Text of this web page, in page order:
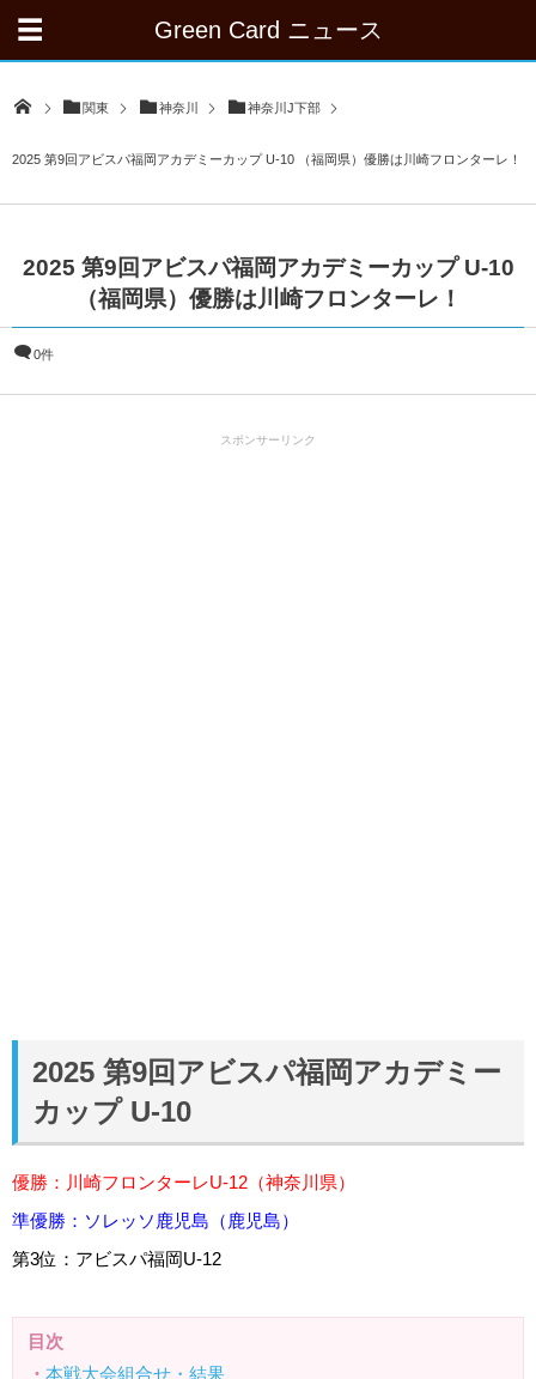
Green Card ニュース
関東 神奈川 神奈川J下部
2025 第9回アビスパ福岡アカデミーカップ U-10 （福岡県）優勝は川崎フロンターレ！
2025 第9回アビスパ福岡アカデミーカップ U-10
（福岡県）優勝は川崎フロンターレ！
0件
スポンサーリンク
2025 第9回アビスパ福岡アカデミー
カップ U-10
優勝：川崎フロンターレU-12（神奈川県）
準優勝：ソレッソ鹿児島（鹿児島）
第3位：アビスパ福岡U-12
目次
・ 本戦大会組合せ・結果